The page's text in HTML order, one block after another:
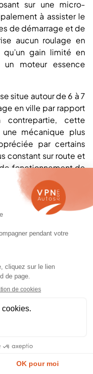
sur une micro-
à assister le
de démarrage et de
aucun roulage en
gain limité en
moteur essence
situe autour de 6 à 7
en ville par rapport
cette
mécanique plus
par certains
constant sur route et
fonctionnement de
est le
mais il impose une
et la boîte E-
techniques